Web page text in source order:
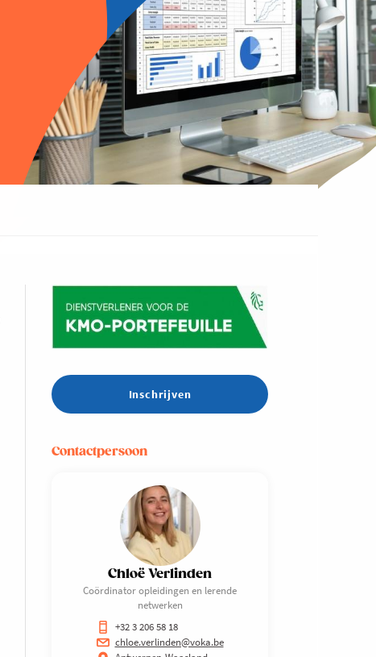
Inschrijven
Contactpersoon
Chloë Verlinden
Coördinator opleidingen en lerende
netwerken
+32 3 206 58 18
chloe.verlinden@voka.be